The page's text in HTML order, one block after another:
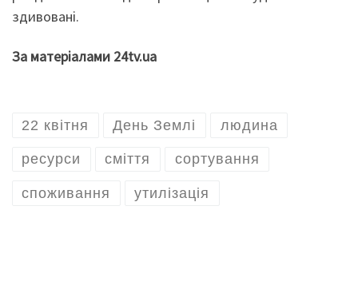
здивовані.
За матеріалами 24tv.ua
22 квітня День Землі людина
ресурси сміття сортування
споживання утилізація